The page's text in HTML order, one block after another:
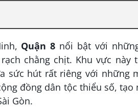
Quận 8 nổi bật với
chằng chịt. Khu vực này
sức hút rất riêng với những
đồng dân tộc thiểu số,
Gòn.